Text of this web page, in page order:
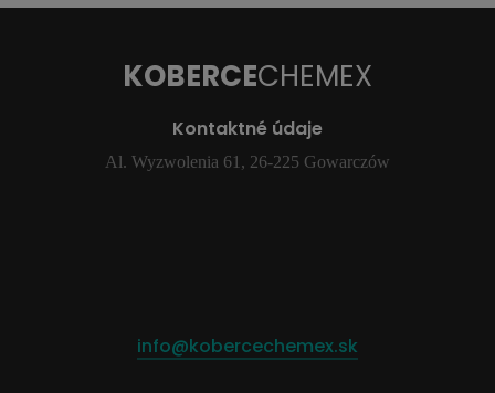
KOBERCECHEMEX
Kontaktné údaje
Al. Wyzwolenia 61, 26-225 Gowarczów
info@kobercechemex.sk